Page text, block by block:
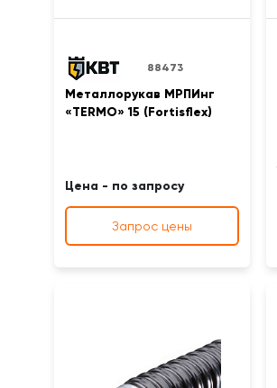
88473
Металлорукав МРПИнг
«TERMO» 15 (Fortisflex)
Цена - по запросу
Запрос цены